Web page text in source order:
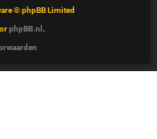
© phpBB Limited
phpBB.nl .